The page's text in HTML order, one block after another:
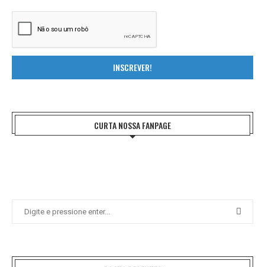
INSCREVER!
CURTA NOSSA FANPAGE